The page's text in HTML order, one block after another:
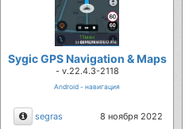
Sygic GPS Navigation & Maps
- v.22.4.3-2118
Android - навигация
Описание
segras 8 ноября 2022